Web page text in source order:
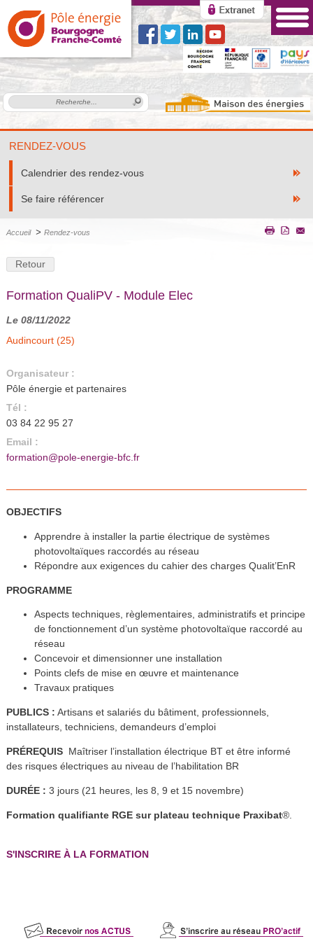
RENDEZ-VOUS
Calendrier des rendez-vous
Se faire référencer
Accueil > Rendez-vous
Retour
Formation QualiPV - Module Elec
Le 08/11/2022
Audincourt (25)
Organisateur :
Pôle énergie et partenaires
Tél :
03 84 22 95 27
Email :
formation@pole-energie-bfc.fr
OBJECTIFS
Apprendre à installer la partie électrique de systèmes
photovoltaïques raccordés au réseau
Répondre aux exigences du cahier des charges Qualit’EnR
PROGRAMME
Aspects techniques, règlementaires, administratifs et principe
de fonctionnement d’un système photovoltaïque raccordé au
réseau
Concevoir et dimensionner une installation
Points clefs de mise en œuvre et maintenance
Travaux pratiques
PUBLICS : Artisans et salariés du bâtiment, professionnels,
installateurs, techniciens, demandeurs d’emploi
PRÉREQUIS Maîtriser l’installation électrique BT et être informé
des risques électriques au niveau de l’habilitation BR
DURÉE : 3 jours (21 heures, les 8, 9 et 15 novembre)
Formation qualifiante RGE sur plateau technique Praxibat®.
S'INSCRIRE À LA FORMATION